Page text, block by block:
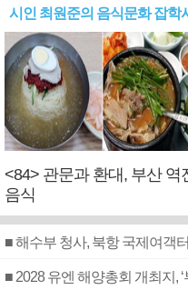
시인 최원준의 음식문화 잡학
<84> 관문과 환대, 부산 역
음식
■ 해수부 청사, 북항 국제여객
■ 2028 유엔 해양총회 개최지,